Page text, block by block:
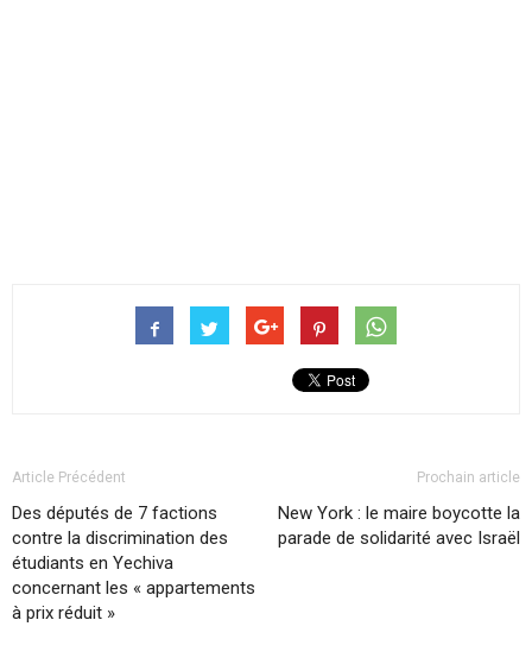
Article Précédent
Des députés de 7 factions
contre la discrimination des
étudiants en Yechiva
concernant les « appartements
à prix réduit »
Prochain article
New York : le maire boycotte la
parade de solidarité avec Israël